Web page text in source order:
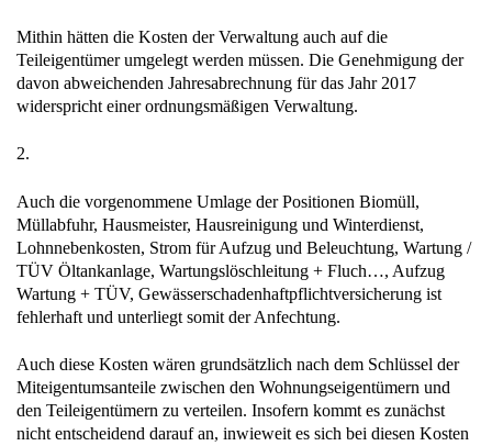
Mithin hätten die Kosten der Verwaltung auch auf die
Teileigentümer umgelegt werden müssen. Die Genehmigung der
davon abweichenden Jahresabrechnung für das Jahr 2017
widerspricht einer ordnungsmäßigen Verwaltung.
2.
Auch die vorgenommene Umlage der Positionen Biomüll,
Müllabfuhr, Hausmeister, Hausreinigung und Winterdienst,
Lohnnebenkosten, Strom für Aufzug und Beleuchtung, Wartung /
TÜV Öltankanlage, Wartungslöschleitung + Fluch…, Aufzug
Wartung + TÜV, Gewässerschadenhaftpflichtversicherung ist
fehlerhaft und unterliegt somit der Anfechtung.
Auch diese Kosten wären grundsätzlich nach dem Schlüssel der
Miteigentumsanteile zwischen den Wohnungseigentümern und
den Teileigentümern zu verteilen. Insofern kommt es zunächst
nicht entscheidend darauf an, inwieweit es sich bei diesen Kosten